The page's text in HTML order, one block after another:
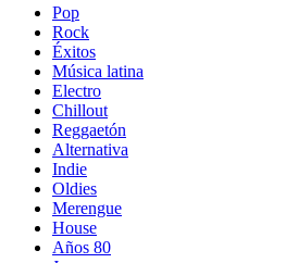
Pop
Rock
Éxitos
Música latina
Electro
Chillout
Reggaetón
Alternativa
Indie
Oldies
Merengue
House
Años 80